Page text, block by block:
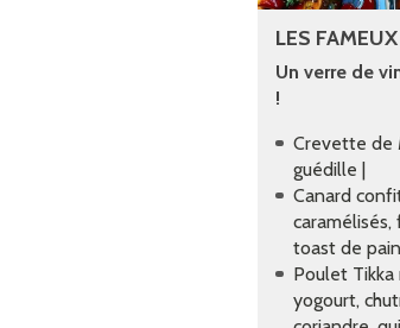
LES
Un verre de
!
Crevette de
guédille |
Canard
caramélisés,
toast de
Poulet Tikka
yogourt,